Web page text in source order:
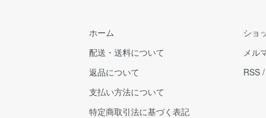
ホーム
配送・送料について
返品について
支払い方法について
特定商取引法に基づく表記
ショ
メル
RSS /